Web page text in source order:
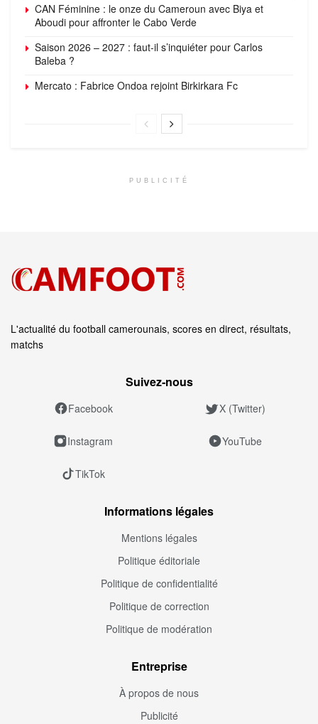
CAN Féminine : le onze du Cameroun avec Biya et
Aboudi pour affronter le Cabo Verde
Saison 2026 – 2027 : faut-il s’inquiéter pour Carlos
Baleba ?
Mercato : Fabrice Ondoa rejoint Birkirkara Fc
PUBLICITÉ
L'actualité du football camerounais, scores en direct, résultats,
matchs
Suivez‑nous
Facebook X (Twitter)
Instagram YouTube
TikTok
Informations légales
Mentions légales
Politique éditoriale
Politique de confidentialité
Politique de correction
Politique de modération
Entreprise
À propos de nous
Publicité